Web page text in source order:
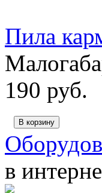
Пила
190 руб.
В корзину
в